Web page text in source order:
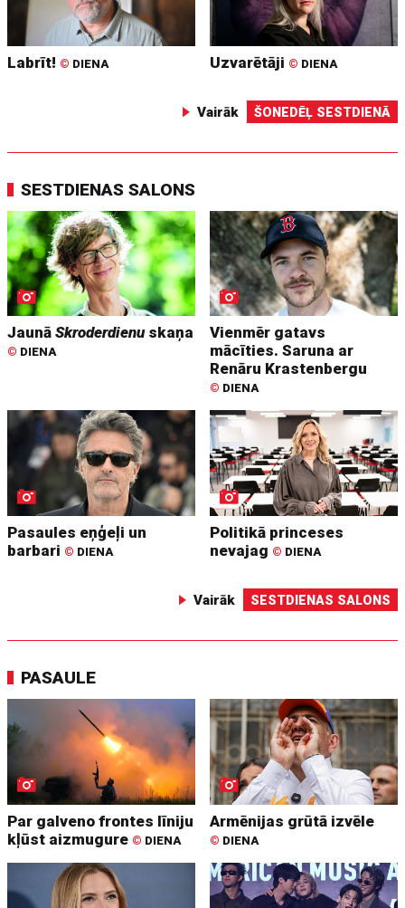
Labrīt! © DIENA Uzvarētāji © DIENA
Vairāk ŠONEDĒĻ SESTDIENĀ
SESTDIENAS SALONS
JaunāSkroderdienuskaņa
© DIENA
Vienmēr gatavs
mācīties. Saruna ar
Renāru Krastenbergu
© DIENA
Pasaules eņģeļi un
barbari © DIENA
Politikā princeses
nevajag © DIENA
Vairāk SESTDIENAS SALONS
PASAULE
Par galveno frontes līniju
kļūst aizmugure © DIENA
Armēnijas grūtā izvēle
© DIENA